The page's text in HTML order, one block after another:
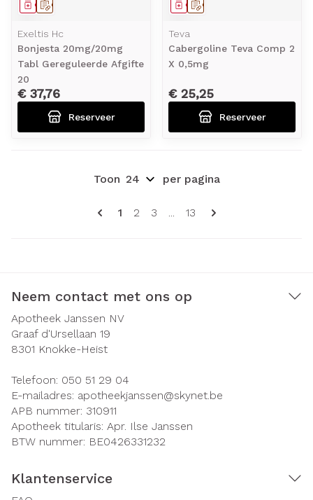
Op voorschrift
Geneesmiddel
Exeltis Hc
Bonjesta 20mg/20mg
Tabl Gereguleerde Afgifte
20
€ 37,76
Reserveer
Op voorschrift
Geneesmiddel
Teva
Cabergoline Teva Comp 2
X 0,5mg
€ 25,25
Reserveer
Pagina's
U lees momenteel pagina
1 Pagina
2 Pagina
3 ... Pagina
13
Toon per pagina
Neem contact met ons op
Apotheek Janssen NV
Graaf d'Ursellaan 19
8301 Knokke-Heist
Telefoon: 050 51 29 04
E-mailadres: apotheekjanssen@skynet.be
APB nummer: 310911
Apotheek titularis: Apr. Ilse Janssen
BTW nummer: BE0426331232
Klantenservice